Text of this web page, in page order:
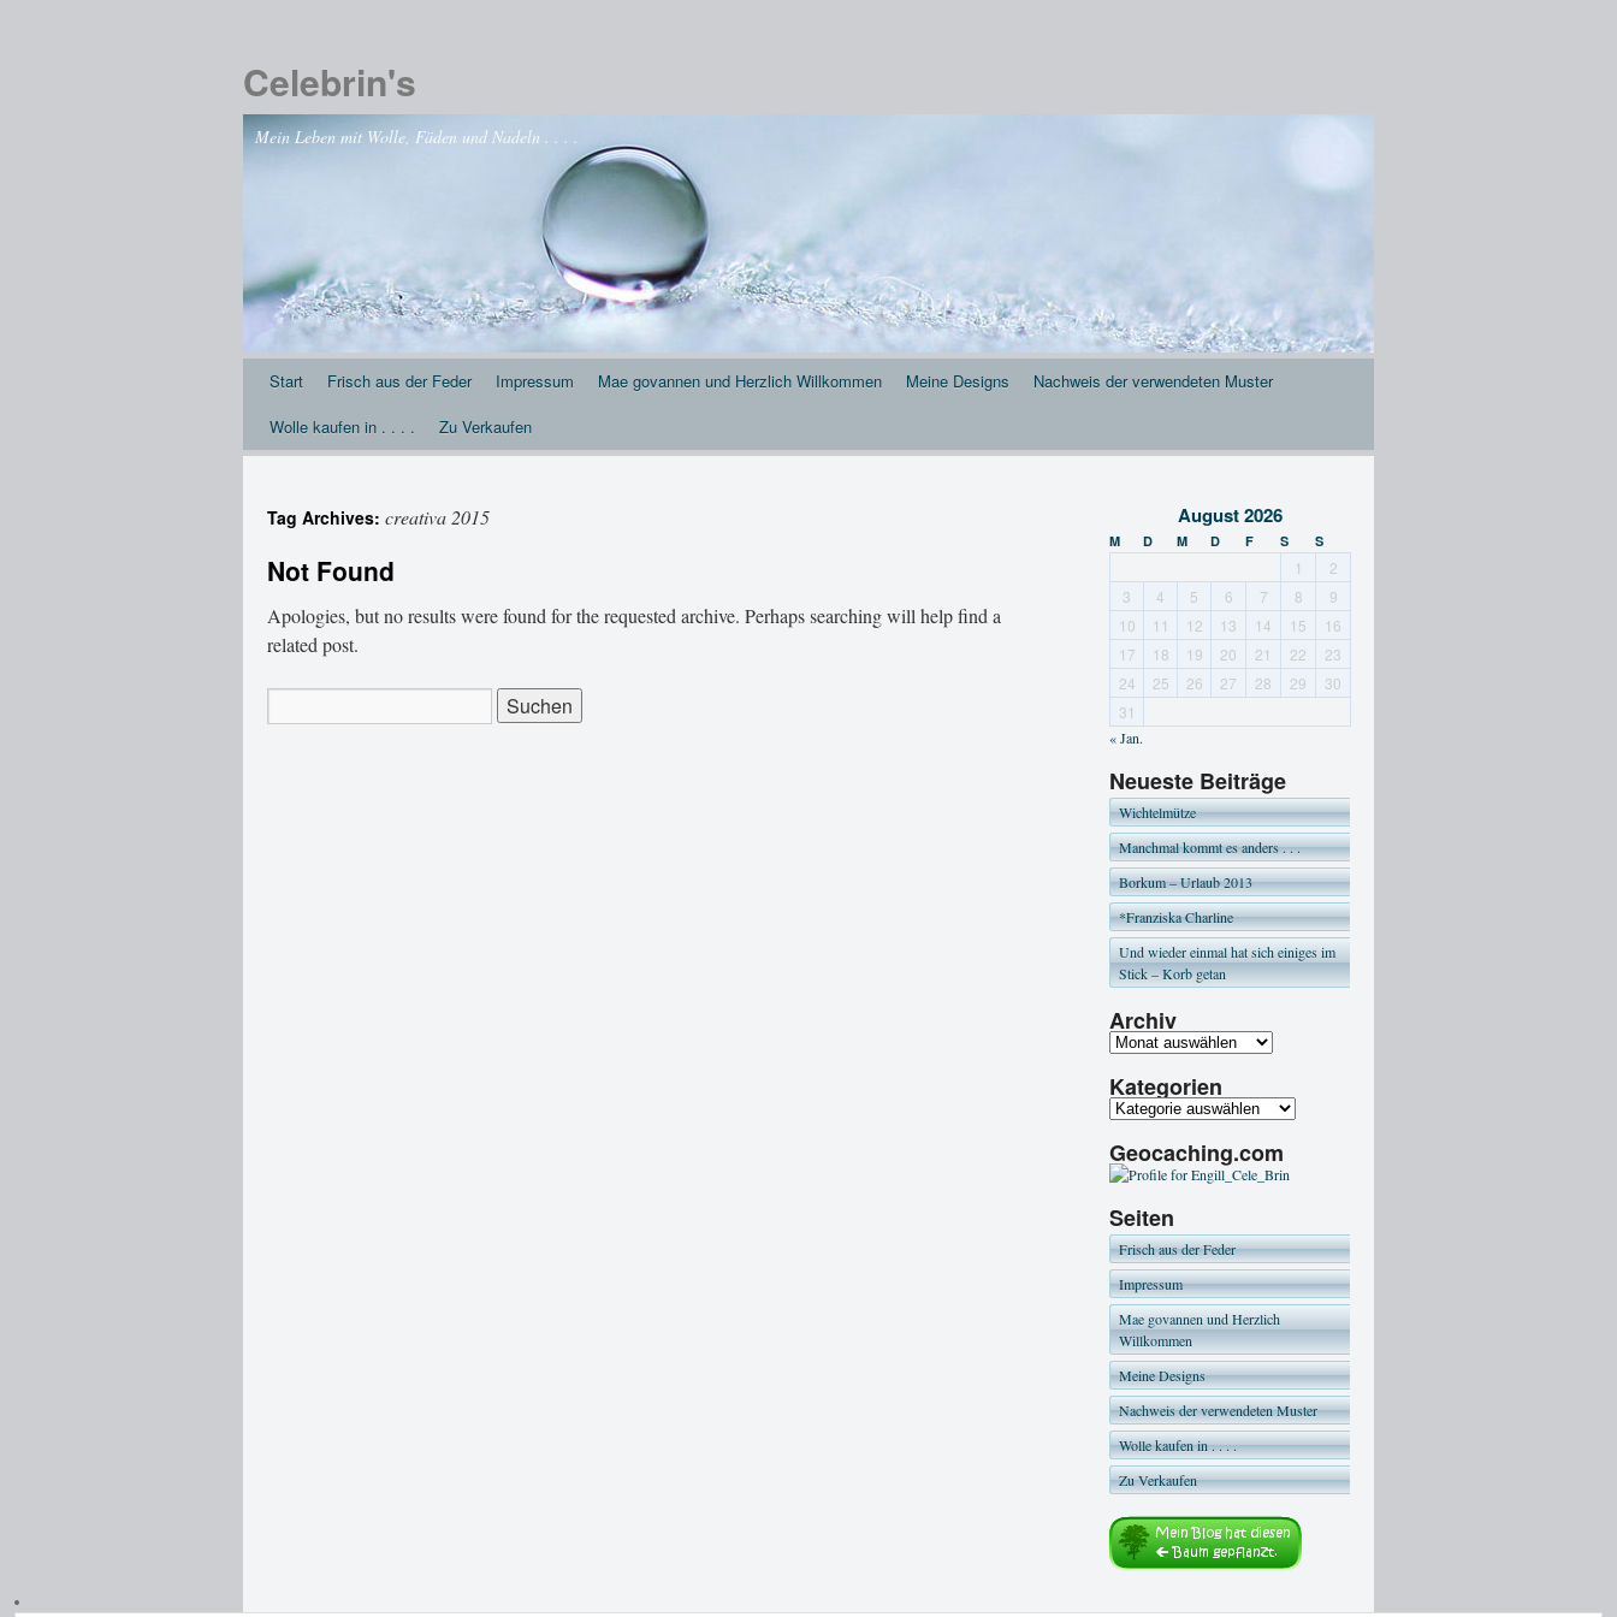
Celebrin's
Mein Leben mit Wolle, Fäden und Nadeln . . . .
Start Frisch aus der Feder Impressum Mae govannen und Herzlich Willkommen Meine Designs
Nachweis der verwendeten Muster
Wolle kaufen in . . . .
Zu Verkaufen
Tag Archives: creativa 2015
Not Found
Apologies, but no results were found for the requested archive. Perhaps searching will help find a
related post.
August 2026
M D M D F S S
1
2
3
4 5 6 7 8
9
10
11 12 13 14 15
16
17
18 19 20 21 22
23
24
25 26 27 28 29
30
31
« Jan.
Neueste Beiträge
Wichtelmütze
Manchmal kommt es anders . . .
Borkum – Urlaub 2013
*Franziska Charline
Und wieder einmal hat sich einiges im
Stick – Korb getan
Archiv
Kategorien
Geocaching.com
Seiten
Frisch aus der Feder
Impressum
Mae govannen und Herzlich
Willkommen
Meine Designs
Nachweis der verwendeten Muster
Wolle kaufen in . . . .
Zu Verkaufen